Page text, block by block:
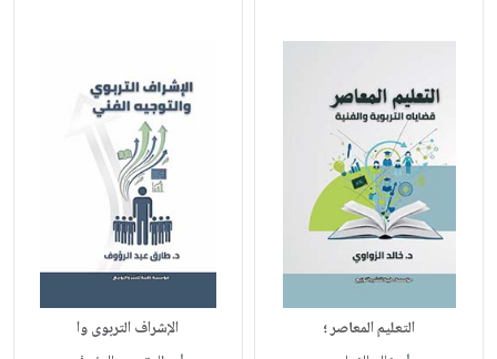
التعليم المعاصر ؛ الإشراف التربوى وا